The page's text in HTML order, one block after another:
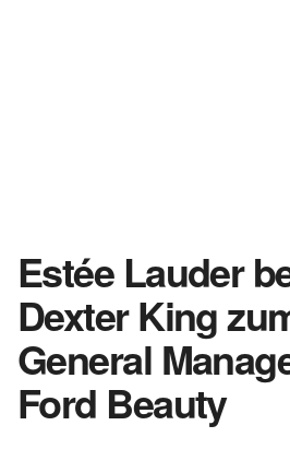
Estée Lauder
Dexter King
General
Ford Beauty